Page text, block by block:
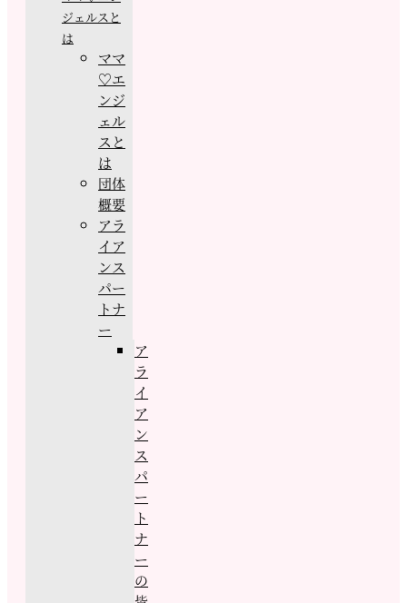
ジェルスと
は
ママ
♡エ
ンジ
ェル
スと
は
団体
概要
アラ
イア
ンス
パー
トナ
ー
ア
ラ
イ
ア
ン
ス
パ
ー
ト
ナ
ー
の